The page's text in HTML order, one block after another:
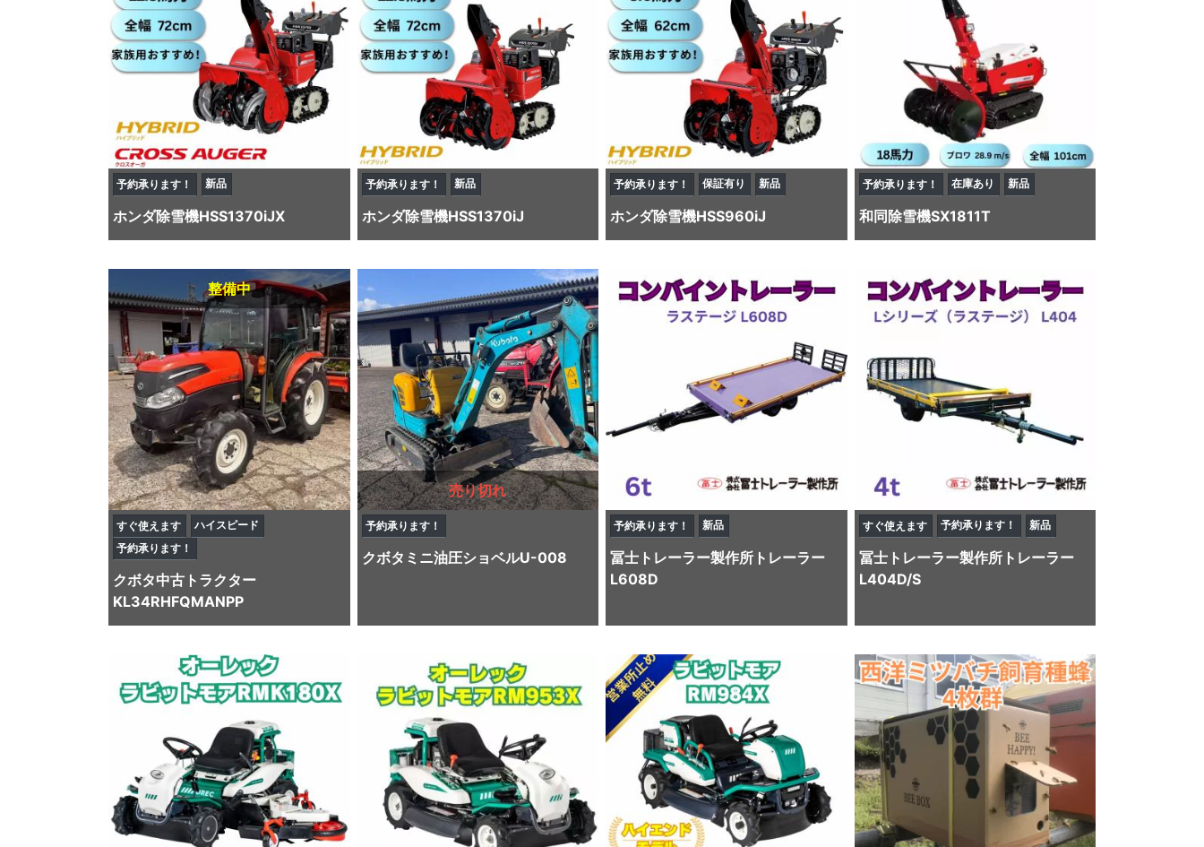
予約承ります！ 新品
ホンダ除雪機HSS1370iJX
予約承ります！ 新品
ホンダ除雪機HSS1370iJ
予約承ります！ 保証有り 新品
ホンダ除雪機HSS960iJ
予約承ります！ 在庫あり 新品
和同除雪機SX1811T
整備中
すぐ使えます
ハイスピード
予約承ります！
クボタ中古トラクター
KL34RHFQMANPP
売り切れ
予約承ります！
クボタ ミニ油圧ショベルU-008
予約承ります！ 新品
冨士トレーラー製作所 トレーラー
L608D
すぐ使えます 予約承ります！ 新品
冨士トレーラー製作所トレーラー
L404D/S